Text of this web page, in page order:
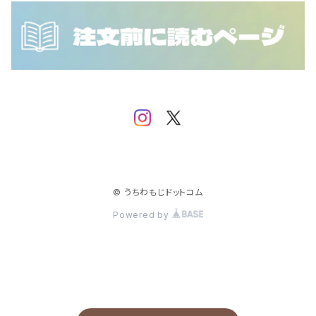
NCT WISH
SEVENTEEN
SF9
TOMORROW X TOGETHER
IVE
iKON
© うちわもじドットコム
Powered by